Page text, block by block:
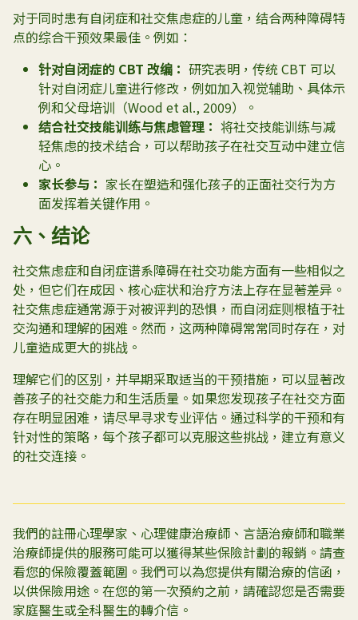
对于同时患有自闭症和社交焦虑症的儿童，结合两种障碍特
点的综合干预效果最佳。例如：
针对自闭症的 CBT 改编： 研究表明，传统 CBT 可以
针对自闭症儿童进行修改，例如加入视觉辅助、具体示
例和父母培训（Wood et al., 2009）。
结合社交技能训练与焦虑管理： 将社交技能训练与减
轻焦虑的技术结合，可以帮助孩子在社交互动中建立信
心。
家长参与： 家长在塑造和强化孩子的正面社交行为方
面发挥着关键作用。
六、结论
社交焦虑症和自闭症谱系障碍在社交功能方面有一些相似之
处，但它们在成因、核心症状和治疗方法上存在显著差异。
社交焦虑症通常源于对被评判的恐惧，而自闭症则根植于社
交沟通和理解的困难。然而，这两种障碍常常同时存在，对
儿童造成更大的挑战。
理解它们的区别，并早期采取适当的干预措施，可以显著改
善孩子的社交能力和生活质量。如果您发现孩子在社交方面
存在明显困难，请尽早寻求专业评估。通过科学的干预和有
针对性的策略，每个孩子都可以克服这些挑战，建立有意义
的社交连接。
我們的註冊心理學家、心理健康治療師、言語治療師和職業
治療師提供的服務可能可以獲得某些保險計劃的報銷。請查
看您的保險覆蓋範圍。我們可以為您提供有關治療的信函，
以供保險用途。在您的第一次預約之前，請確認您是否需要
家庭醫生或全科醫生的轉介信。